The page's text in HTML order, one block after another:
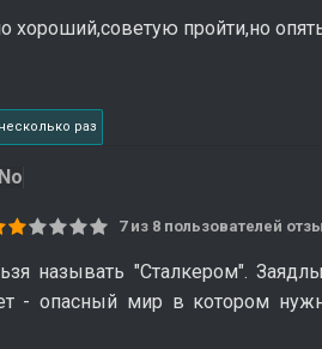
хороший,советую пройти,но
раз
7 из 8 пользователей
называть "Сталкером".
- опасный мир в котором